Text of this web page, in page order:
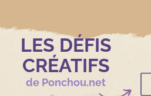
LES DÉFIS
CRÉATIFS
de Ponchou.net